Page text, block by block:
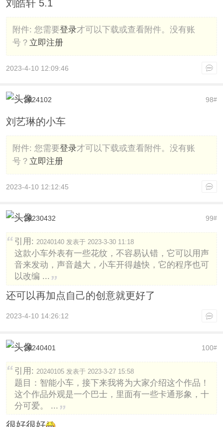
刘皓轩 5.1
附件: 您需要登录才可以下载或查看附件。没有账
号？ 立即注册
2023-4-10 12:09:46
98#
2024102
刘艺琳的小车
附件: 您需要登录才可以下载或查看附件。没有账
号？ 立即注册
2023-4-10 12:12:45
99#
20230432
引用: 20240140 发表于 2023-3-30 11:18
这款小车外表有一些花纹，不容易认错，它可以用声
音来发动，声音越大，小车开得越快，它的程序也可
以改编 ...
还可以再加点自己的创意就更好了
2023-4-10 14:26:12
100#
20240401
引用: 20240105 发表于 2023-3-27 15:58
题目：智能小车，接下来我将为大家介绍这个作品！
这个作品外观是一个巴士，里面有一些卡通形象，十
分可爱。 ...